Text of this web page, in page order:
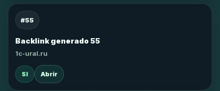
#55
Backlink generado 55
1c-ural.ru
SI Abrir